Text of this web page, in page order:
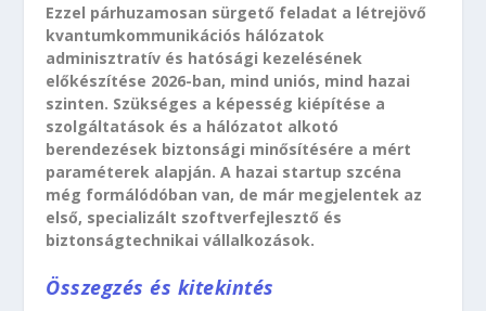
Ezzel párhuzamosan sürgető feladat a létrejövő
kvantumkommunikációs hálózatok
adminisztratív és hatósági kezelésének
előkészítése 2026-ban, mind uniós, mind hazai
szinten. Szükséges a képesség kiépítése a
szolgáltatások és a hálózatot alkotó
berendezések biztonsági minősítésére a mért
paraméterek alapján. A hazai startup szcéna
még formálódóban van, de már megjelentek az
első, specializált szoftverfejlesztő és
biztonságtechnikai vállalkozások.
Összegzés és kitekintés